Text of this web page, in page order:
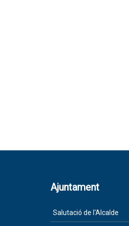
Ajuntament
Salutació de l'Alcalde